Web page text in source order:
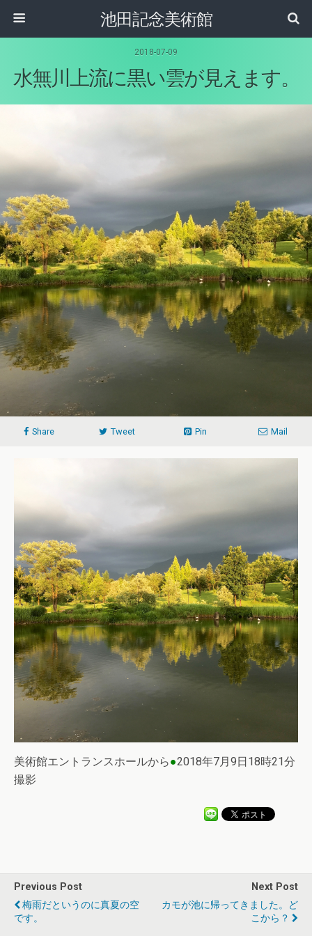
池田記念美術館
2018-07-09
水無川上流に黒い雲が見えます。
Share Tweet Pin Mail
美術館エントランスホールから●2018年7月9日18時21分
撮影
Previous Post
梅雨だというのに真夏の空
です。
Next Post
カモが池に帰ってきました。ど
こから？